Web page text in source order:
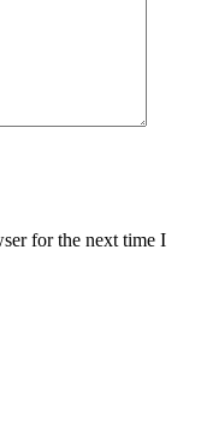
for the next time I